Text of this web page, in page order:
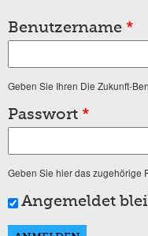
Benutzername *
Geben Sie Ihren Die Zukunft-
Passwort *
Geben Sie hier das zugehörige
Angemeldet